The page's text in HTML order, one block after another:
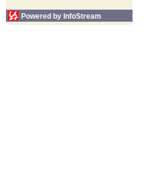
Powered by InfoStream